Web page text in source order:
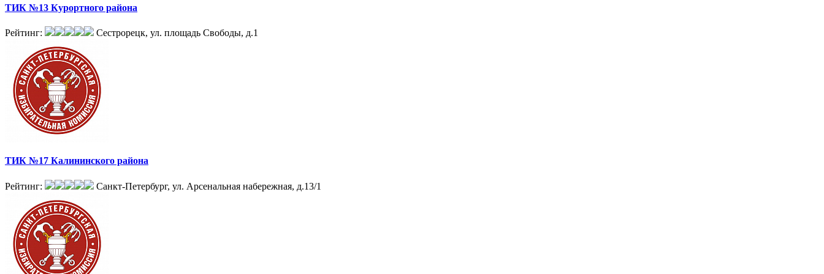
ТИК №13 Курортного района
Рейтинг: Сестрорецк, ул. площадь Свободы, д.1
ТИК №17 Калининского района
Рейтинг: Санкт-Петербург, ул. Арсенальная набережная, д.13/1